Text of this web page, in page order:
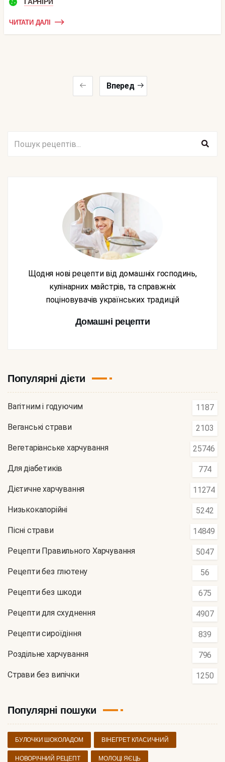
ГАРНІРИ
ЧИТАТИ ДАЛІ
Вперед
Щодня нові рецепти від домашніх господинь,
кулінарних майстрів, та справжніх
поціновувачів українських традицій
Домашні рецепти
Популярні дієти
Вагітним і годуючим 1187
Веганські страви 2103
Вегетаріанське харчування 25746
Для діабетиків 774
Дієтичне харчування 11274
Низькокалорійні 5242
Пісні страви 14849
Рецепти Правильного Харчування 5047
Рецепти без глютену 56
Рецепти без шкоди 675
Рецепти для схуднення 4907
Рецепти сироїдіння 839
Роздільне харчування 796
Страви без випічки 1250
Популярні пошуки
БУЛОЧКИ ШОКОЛАДОМ ВІНЕГРЕТ КЛАСИЧНИЙ
НОВОРІЧНИЙ РЕЦЕПТ МОЛОЦІ ЯЄЦЬ